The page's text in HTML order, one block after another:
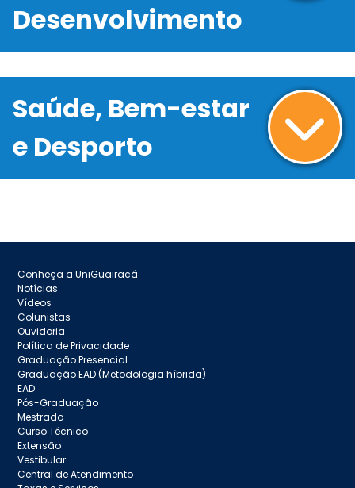
Desenvolvimento
Saúde, Bem-estar
e Desporto
Conheça a UniGuairacá
Notícias
Vídeos
Colunistas
Ouvidoria
Política de Privacidade
Graduação Presencial
Graduação EAD (Metodologia híbrida)
EAD
Pós-Graduação
Mestrado
Curso Técnico
Extensão
Vestibular
Central de Atendimento